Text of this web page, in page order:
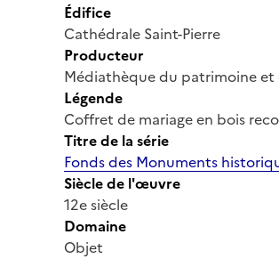
Édifice
Cathédrale Saint-Pierre
Producteur
Médiathèque du patrimoine et
Légende
Coffret de mariage en bois
Titre de la série
Fonds des Monuments
Siècle de l'œuvre
12e siècle
Domaine
Objet